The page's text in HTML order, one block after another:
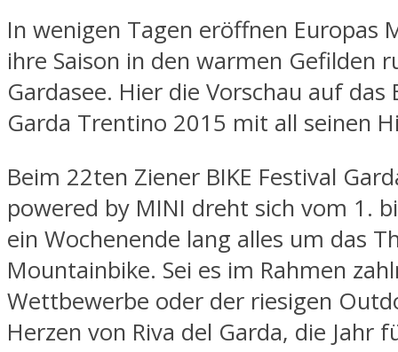
In wenigen Tagen eröffnen Europas
ihre Saison in den warmen Gefilden
Gardasee. Hier die Vorschau auf das
Garda Trentino 2015 mit all seinen
Beim 22ten Ziener BIKE Festival
powered by MINI dreht sich vom 1.
ein Wochenende lang alles um das
Mountainbike. Sei es im Rahmen
Wettbewerbe oder der riesigen
Herzen von Riva del Garda, die Jahr